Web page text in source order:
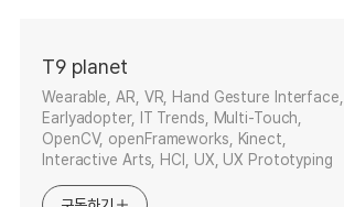
T9 planet
Wearable, AR, VR, Hand Gesture Interface,
Earlyadopter, IT Trends, Multi-Touch,
OpenCV, openFrameworks, Kinect,
Interactive Arts, HCI, UX, UX Prototyping